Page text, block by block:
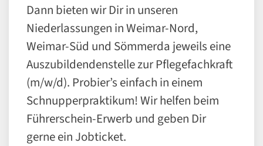
Dann bieten wir Dir in unseren
Niederlassungen in Weimar-Nord,
Weimar-Süd und Sömmerda jeweils eine
Auszubildendenstelle zur Pflegefachkraft
(m/w/d). Probier’s einfach in einem
Schnupperpraktikum! Wir helfen beim
Führerschein-Erwerb und geben Dir
gerne ein Jobticket.